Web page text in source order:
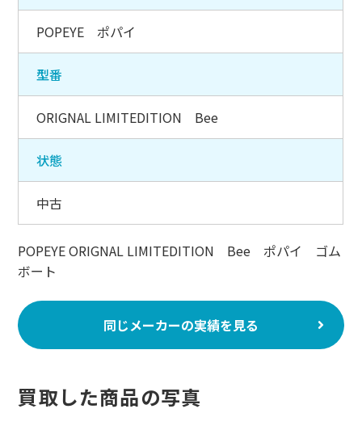
POPEYE ポパイ
型番
ORIGNAL LIMITEDITION Bee
状態
中古
POPEYE ORIGNAL LIMITEDITION Bee ポパイ ゴム
ボート
同じメーカーの実績を見る
買取した商品の写真